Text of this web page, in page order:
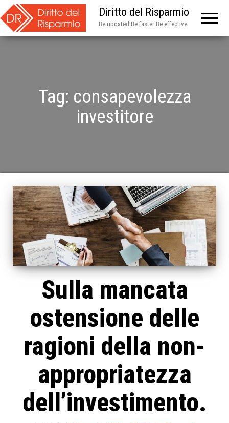
Diritto del Risparmio
Be updated Be faster Be effective
Tag: consapevolezza
investitore
Sulla mancata
ostensione delle
ragioni della non-
appropriatezza
dell’investimento.